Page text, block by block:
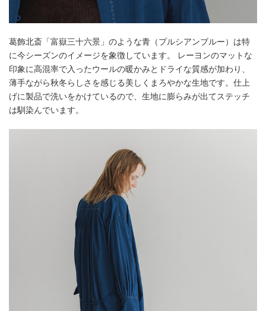
葛飾北斎「富嶽三十六景」のような青（プルシアンブルー）は特
に今シーズンのイメージを象徴しています。 レーヨンのマットな
印象に高混率で入ったウールの暖かみとドライな質感が加わり、
薄手ながら秋冬らしさを感じる美しくまろやかな生地です。仕上
げに製品で洗いをかけているので、生地に膨らみが出てステッチ
は馴染んでいます。